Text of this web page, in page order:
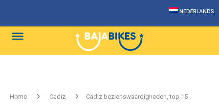
NEDERLANDS
Home Cadiz Cadiz bezienswaardigheden, top 15